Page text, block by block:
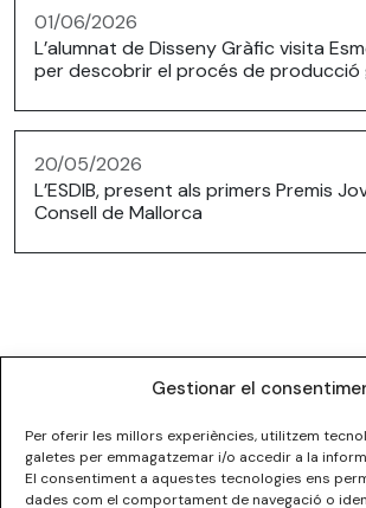
Gestionar el
Per oferir les millors experiències, utilitzem
galetes per emmagatzemar i/o accedir a la
El consentiment a aquestes tecnologies ens
dades com el comportament de navegació o
01/06/2026
L’alumnat de Disseny Gràfic visita
per descobrir el procés de producció
20/05/2026
L’ESDIB, present als primers Premis
Consell de Mallorca